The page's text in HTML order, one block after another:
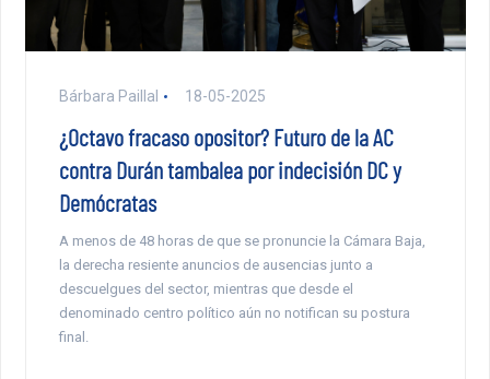
Bárbara Paillal 18-05-2025
¿Octavo fracaso opositor? Futuro de la AC
contra Durán tambalea por indecisión DC y
Demócratas
A menos de 48 horas de que se pronuncie la Cámara Baja,
la derecha resiente anuncios de ausencias junto a
descuelgues del sector, mientras que desde el
denominado centro político aún no notifican su postura
final.